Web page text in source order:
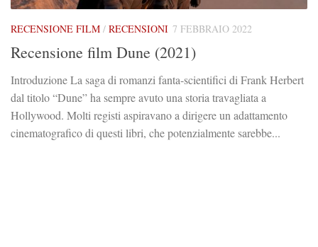
RECENSIONE FILM / RECENSIONI 7 FEBBRAIO 2022
Recensione film Dune (2021)
Introduzione La saga di romanzi fanta-scientifici di Frank Herbert
dal titolo “Dune” ha sempre avuto una storia travagliata a
Hollywood. Molti registi aspiravano a dirigere un adattamento
cinematografico di questi libri, che potenzialmente sarebbe...